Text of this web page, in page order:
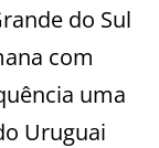
do Sul
com
uma
Uruguai